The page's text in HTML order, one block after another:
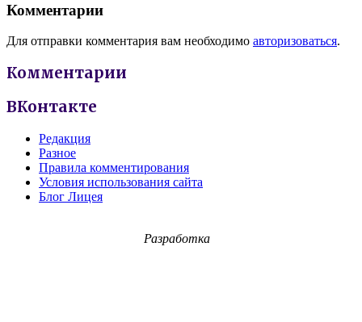
Комментарии
Для отправки комментария вам необходимо авторизоваться.
Комментарии
ВКонтакте
Редакция
Разное
Правила комментирования
Условия использования сайта
Блог Лицея
Разработка